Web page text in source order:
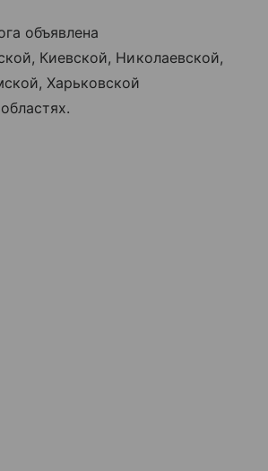
объявлена
Киевской, Николаевской,
Харьковской